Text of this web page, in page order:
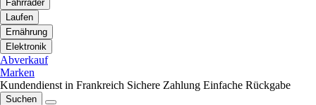
Fahrräder
Laufen
Ernährung
Elektronik
Abverkauf
Marken
Kundendienst in Frankreich Sichere Zahlung Einfache Rückgabe
Suchen